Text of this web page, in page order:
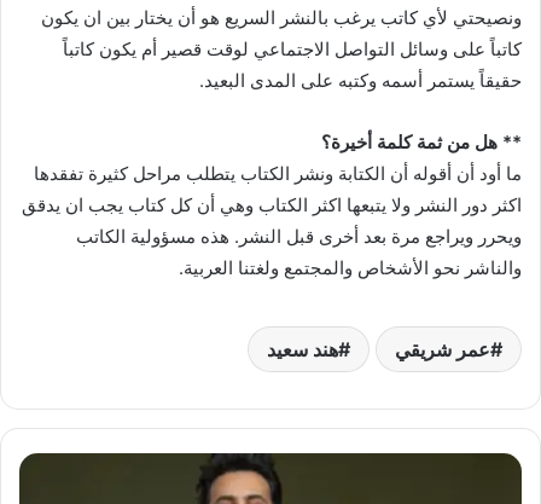
ونصيحتي لأي كاتب يرغب بالنشر السريع هو أن يختار بين ان يكون
كاتباً على وسائل التواصل الاجتماعي لوقت قصير أم يكون كاتباً
حقيقاً يستمر أسمه وكتبه على المدى البعيد.
** هل من ثمة كلمة أخيرة؟
ما أود أن أقوله أن الكتابة ونشر الكتاب يتطلب مراحل كثيرة تفقدها
اكثر دور النشر ولا يتبعها اكثر الكتاب وهي أن كل كتاب يجب ان يدقق
ويحرر ويراجع مرة بعد أخرى قبل النشر. هذه مسؤولية الكاتب
والناشر نحو الأشخاص والمجتمع ولغتنا العربية.
عمر شريقي هند سعيد